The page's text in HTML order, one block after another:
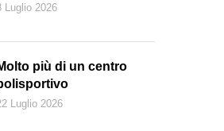
Netflix
Luglio 2026
più di un centro
Luglio 2026